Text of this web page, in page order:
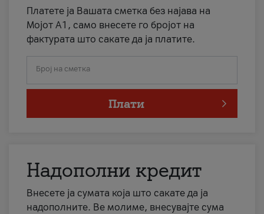
Платете ја Вашата сметка без најава на
Мојот А1, само внесете го бројот на
фактурата што сакате да ја платите.
Број на сметка
Плати
Надополни кредит
Внесете ја сумата која што сакате да ја
надополните. Ве молиме, внесувајте сума